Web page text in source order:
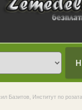
Базитов, Институт по